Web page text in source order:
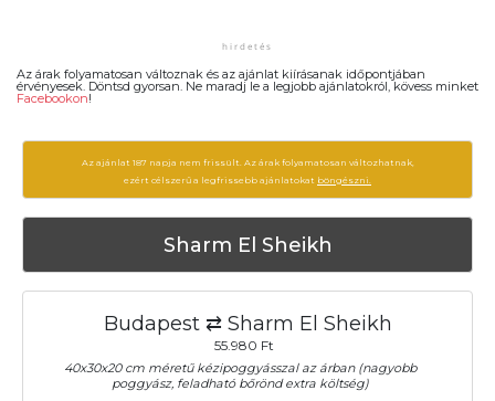
Az árak folyamatosan változnak és az ajánlat kiírásanak időpontjában
érvényesek. Döntsd gyorsan. Ne maradj le a legjobb ajánlatokról, kövess minket
Facebookon!
Az ajánlat 187 napja nem frissült. Az árak folyamatosan változhatnak,
ezért célszerű a legfrissebb ajánlatokat böngészni.
Sharm El Sheikh
Budapest ⇄ Sharm El Sheikh
55.980 Ft
40x30x20 cm méretű kézipoggyásszal az árban (nagyobb
poggyász, feladható bőrönd extra költség)